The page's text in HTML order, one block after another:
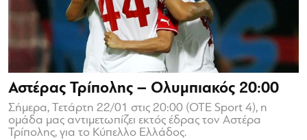
Αστέρας Τρίπολης – Ολυμπιακός 20:00
Σήμερα, Τετάρτη 22/01 στις 20:00 (OTE Sport 4), η
ομάδα μας αντιμετωπίζει εκτός έδρας τον Αστέρα
Τρίπολης, για το Κύπελλο Ελλάδος.